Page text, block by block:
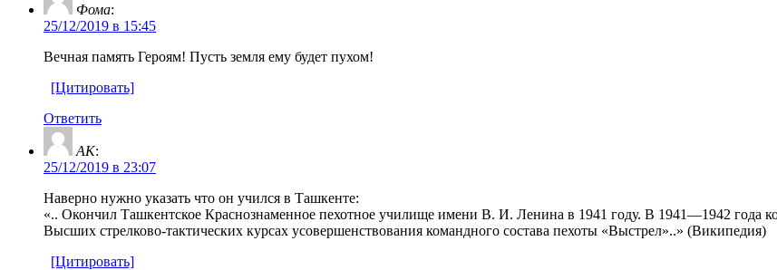
Фома:
25/12/2019 в 15:45
Вечная память Героям! Пусть земля ему будет пухом!
[Цитировать]
Ответить
AK:
25/12/2019 в 23:07
Наверно нужно указать что он учился в Ташкенте:
«.. Окончил Ташкентское Краснознаменное пехотное училище имени В. И. Ленина в 1941 году. В 1941—1942 года
Высших стрелково-тактических курсах усовершенствования командного состава пехоты «Выстрел»..» (Википедия)
[Цитировать]